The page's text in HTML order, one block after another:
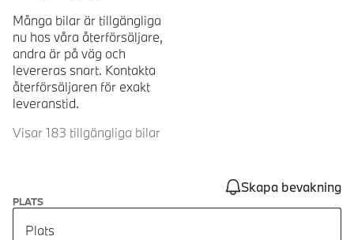
Många bilar är tillgängliga
nu hos våra återförsäljare,
andra är på väg och
levereras snart. Kontakta
återförsäljaren för exakt
leveranstid.
Visar 183 tillgängliga bilar
Skapa bevakning
PLATS
Plats